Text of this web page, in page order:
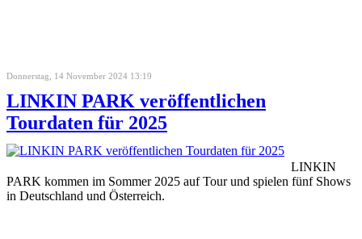
Donnerstag, 14 November 2024 13:19
LINKIN PARK veröffentlichen
Tourdaten für 2025
LINKIN
PARK kommen im Sommer 2025 auf Tour und spielen fünf Shows
in Deutschland und Österreich.